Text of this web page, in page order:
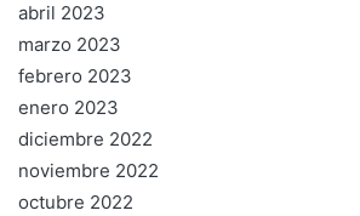
abril 2023
marzo 2023
febrero 2023
enero 2023
diciembre 2022
noviembre 2022
octubre 2022